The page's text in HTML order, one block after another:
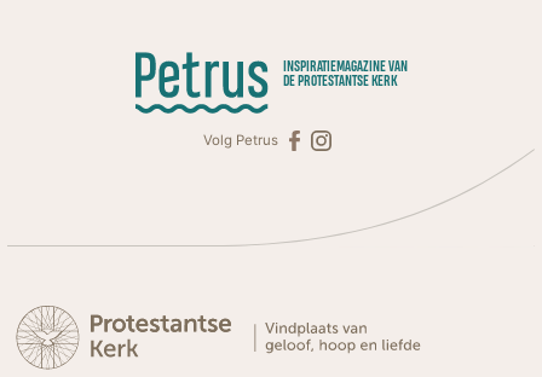
INSPIRATIEMAGAZINE VAN
DE PROTESTANTSE KERK
Volg Petrus